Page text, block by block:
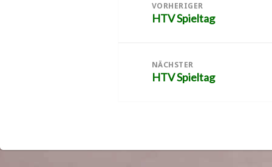
VORHERIGER
Vorheriger
HTV Spieltag
NÄCHSTER
Nächster
HTV Spieltag